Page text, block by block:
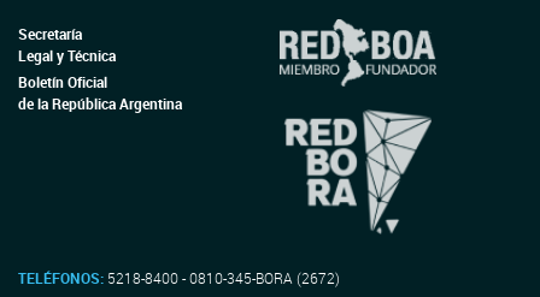
Secretaría
Legal y Técnica
Boletín Oficial
de la República Argentina
TELÉFONOS: 5218-8400 - 0810-345-BORA (2672)